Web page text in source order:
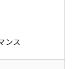
ンス